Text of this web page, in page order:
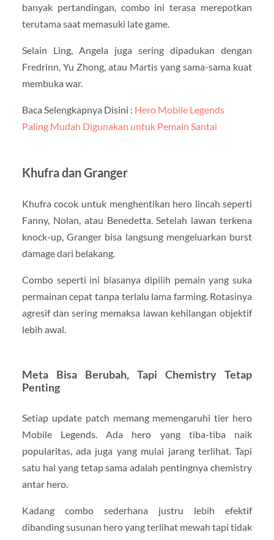
banyak pertandingan, combo ini terasa merepotkan
terutama saat memasuki late game.
Selain Ling, Angela juga sering dipadukan dengan
Fredrinn, Yu Zhong, atau Martis yang sama-sama kuat
membuka war.
Baca Selengkapnya Disini : Hero Mobile Legends
Paling Mudah Digunakan untuk Pemain Santai
Khufra dan Granger
Khufra cocok untuk menghentikan hero lincah seperti
Fanny, Nolan, atau Benedetta. Setelah lawan terkena
knock-up, Granger bisa langsung mengeluarkan burst
damage dari belakang.
Combo seperti ini biasanya dipilih pemain yang suka
permainan cepat tanpa terlalu lama farming. Rotasinya
agresif dan sering memaksa lawan kehilangan objektif
lebih awal.
Meta Bisa Berubah, Tapi Chemistry Tetap
Penting
Setiap update patch memang memengaruhi tier hero
Mobile Legends. Ada hero yang tiba-tiba naik
popularitas, ada juga yang mulai jarang terlihat. Tapi
satu hal yang tetap sama adalah pentingnya chemistry
antar hero.
Kadang combo sederhana justru lebih efektif
dibanding susunan hero yang terlihat mewah tapi tidak